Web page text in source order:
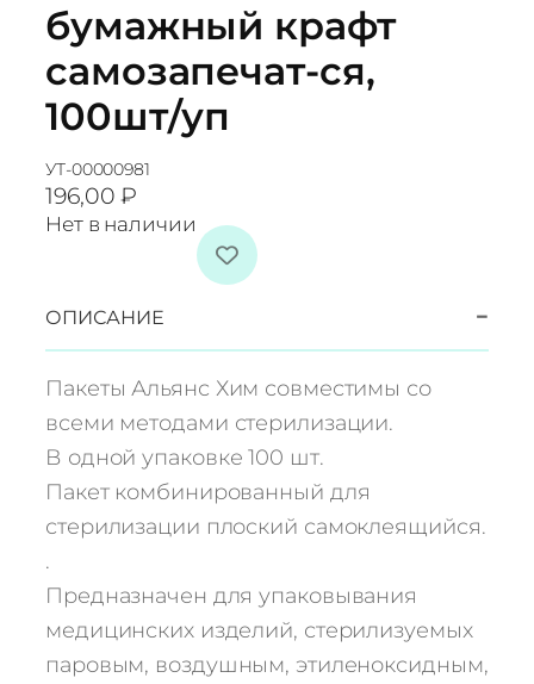
бумажный крафт
самозапечат-ся,
100шт/уп
УТ-00000981
196,00₽
Нет в наличии
ОПИСАНИЕ −
Пакеты Альянс Хим совместимы со
всеми методами стерилизации.
В одной упаковке 100 шт.
Пакет комбинированный для
стерилизации плоский самоклеящийся.
.
Предназначен для упаковывания
медицинских изделий, стерилизуемых
паровым, воздушным, этиленоксидным,